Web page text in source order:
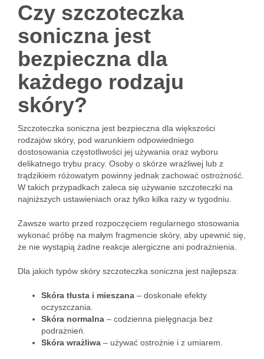
Czy szczoteczka
soniczna jest
bezpieczna dla
każdego rodzaju
skóry?
Szczoteczka soniczna jest bezpieczna dla większości
rodzajów skóry, pod warunkiem odpowiedniego
dostosowania częstotliwości jej używania oraz wyboru
delikatnego trybu pracy. Osoby o skórze wrażliwej lub z
trądzikiem różowatym powinny jednak zachować ostrożność.
W takich przypadkach zaleca się używanie szczoteczki na
najniższych ustawieniach oraz tylko kilka razy w tygodniu.
Zawsze warto przed rozpoczęciem regularnego stosowania
wykonać próbę na małym fragmencie skóry, aby upewnić się,
że nie wystąpią żadne reakcje alergiczne ani podrażnienia.
Dla jakich typów skóry szczoteczka soniczna jest najlepsza:
Skóra tłusta i mieszana – doskonałe efekty
oczyszczania.
Skóra normalna – codzienna pielęgnacja bez
podrażnień.
Skóra wrażliwa – używać ostrożnie i z umiarem.